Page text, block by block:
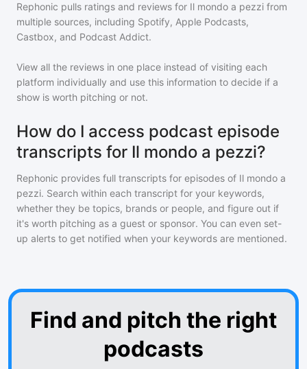
Rephonic pulls ratings and reviews for Il mondo a pezzi from
multiple sources, including Spotify, Apple Podcasts,
Castbox, and Podcast Addict.
View all the reviews in one place instead of visiting each
platform individually and use this information to decide if a
show is worth pitching or not.
How do I access podcast episode
transcripts for Il mondo a pezzi?
Rephonic provides full transcripts for episodes of Il mondo a
pezzi. Search within each transcript for your keywords,
whether they be topics, brands or people, and figure out if
it's worth pitching as a guest or sponsor. You can even set-
up alerts to get notified when your keywords are mentioned.
Find and pitch the right
podcasts